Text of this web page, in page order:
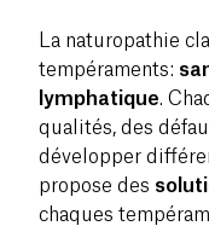
La naturopathie
tempéraments:
lymphatique.
qualités, des
développer
propose des
chaques